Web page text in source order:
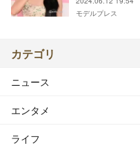
モデルプレス
カテゴリ
ニュース
エンタメ
ライフ